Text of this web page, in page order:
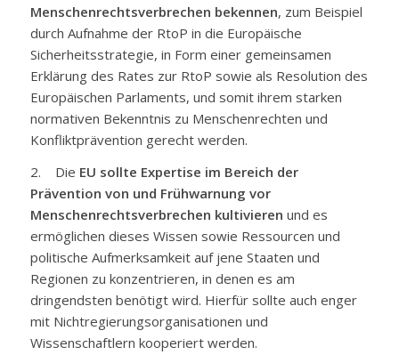
Menschenrechtsverbrechen bekennen, zum Beispiel
durch Aufnahme der RtoP in die Europäische
Sicherheitsstrategie, in Form einer gemeinsamen
Erklärung des Rates zur RtoP sowie als Resolution des
Europäischen Parlaments, und somit ihrem starken
normativen Bekenntnis zu Menschenrechten und
Konfliktprävention gerecht werden.
2. Die EU sollte Expertise im Bereich der
Prävention von und Frühwarnung vor
Menschenrechtsverbrechen kultivieren und es
ermöglichen dieses Wissen sowie Ressourcen und
politische Aufmerksamkeit auf jene Staaten und
Regionen zu konzentrieren, in denen es am
dringendsten benötigt wird. Hierfür sollte auch enger
mit Nichtregierungsorganisationen und
Wissenschaftlern kooperiert werden.